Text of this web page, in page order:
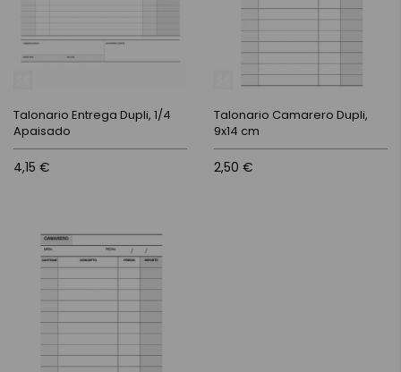
Talonario Entrega Dupli, 1/4
Apaisado
4,15 €
Talonario Camarero Dupli,
9x14 cm
2,50 €